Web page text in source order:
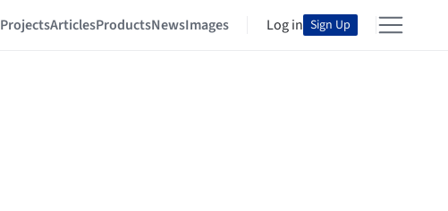
ProjectsArticlesProductsNewsImages Log in Sign Up